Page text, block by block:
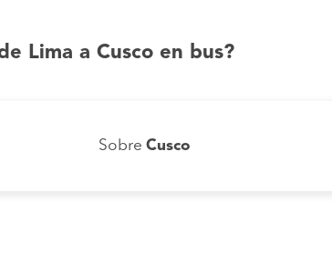
Lima a Cusco en bus?
Sobre Cusco